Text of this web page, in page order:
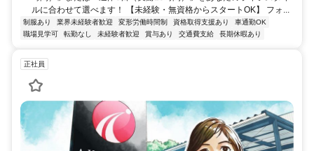
ルに合わせて選べます！ 【未経験・無資格からスタートOK】 フォ...
制服あり 業界未経験者歓迎 変形労働時間制 資格取得支援あり
車通勤OK
職場見学可
転勤なし 未経験者歓迎 賞与あり 交通費支給 長期休暇あり
正社員